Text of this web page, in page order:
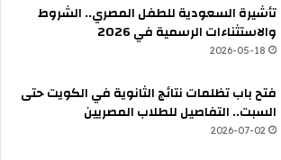
تأشيرة السعودية للطفل المصري.. الشروط
والاستثناءات الرسمية في 2026
2026-05-18
فتح باب تظلمات نتائج الثانوية في الكويت حتى
السبت.. التفاصيل للطلاب المصريين
2026-07-02